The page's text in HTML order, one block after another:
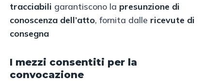
tracciabili garantiscono la presunzione di
conoscenza dell’atto, fornita dalle ricevute di
consegna
I mezzi consentiti per la
convocazione